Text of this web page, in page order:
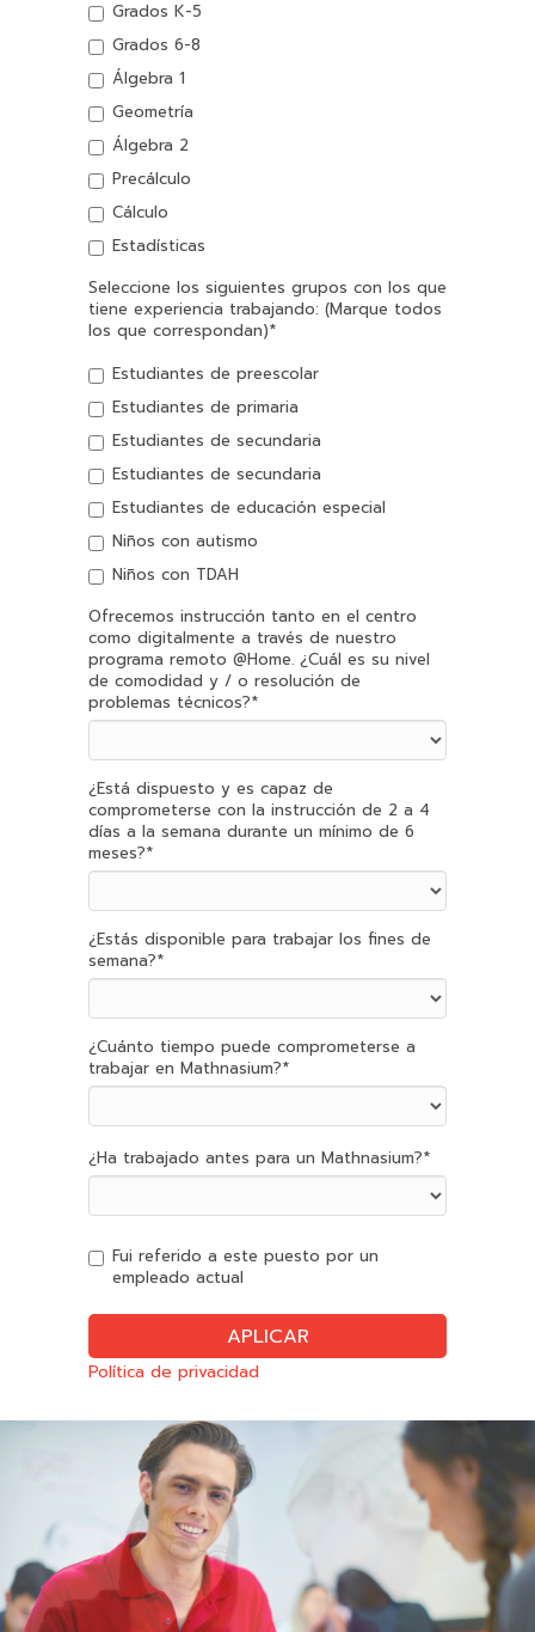
Grados K-5
Grados 6-8
Álgebra 1
Geometría
Álgebra 2
Precálculo
Cálculo
Estadísticas
Seleccione los siguientes grupos con los que
tiene experiencia trabajando: (Marque todos
los que correspondan)*
Estudiantes de preescolar
Estudiantes de primaria
Estudiantes de secundaria
Estudiantes de secundaria
Estudiantes de educación especial
Niños con autismo
Niños con TDAH
Ofrecemos instrucción tanto en el centro
como digitalmente a través de nuestro
programa remoto @Home. ¿Cuál es su nivel
de comodidad y / o resolución de
problemas técnicos?*
¿Está dispuesto y es capaz de
comprometerse con la instrucción de 2 a 4
días a la semana durante un mínimo de 6
meses?*
¿Estás disponible para trabajar los fines de
semana?*
¿Cuánto tiempo puede comprometerse a
trabajar en Mathnasium?*
¿Ha trabajado antes para un Mathnasium?*
Fui referido a este puesto por un
empleado actual
Política de privacidad
Slide
Company
photo
2